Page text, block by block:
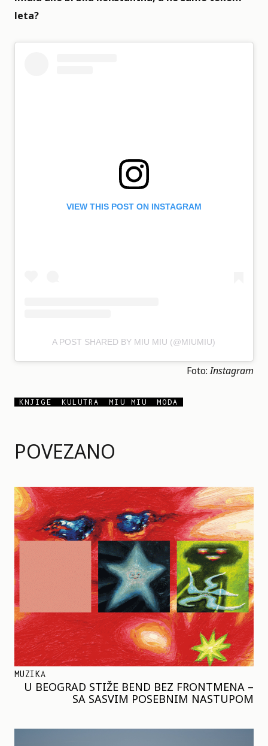
POVEZANO
MUZIKA
U BEOGRAD STIŽE BEND BEZ FRONTMENA –
SA SASVIM POSEBNIM NASTUPOM
leta?
VIEW THIS POST ON INSTAGRAM
A POST SHARED BY MIU MIU (@MIUMIU)
Foto:Instagram
KNJIGE KULUTRA MIU MIU MODA